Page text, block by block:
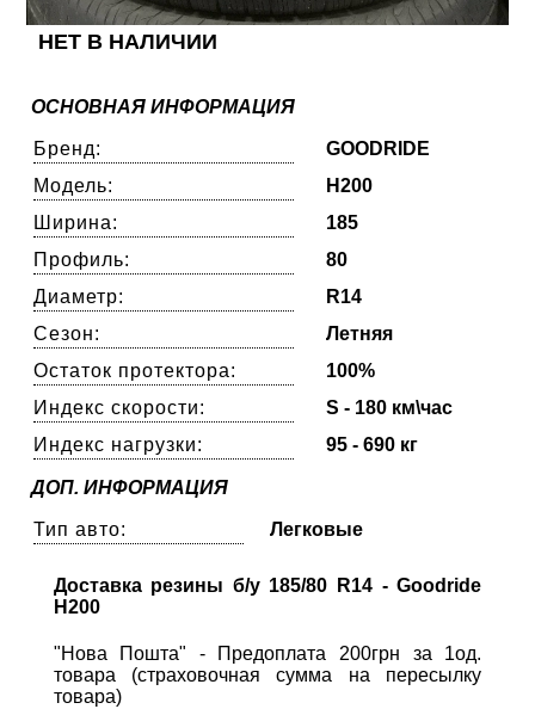
НЕТ В НАЛИЧИИ
ОСНОВНАЯ ИНФОРМАЦИЯ
Бренд:
GOODRIDE
Модель:
H200
Ширина:
185
Профиль:
80
Диаметр:
R14
Сезон:
Летняя
Остаток протектора:
100%
Индекс скорости:
S - 180 км\час
Индекс нагрузки:
95 - 690 кг
ДОП. ИНФОРМАЦИЯ
Тип авто: Легковые
Доставка резины б/у 185/80 R14 - Goodride
H200
"Нова Пошта" - Предоплата 200грн за 1од.
товара (страховочная сумма на пересылку
товара)